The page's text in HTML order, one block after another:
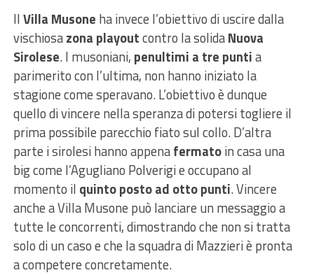
IlVilla Musone ha invece l’obiettivo di uscire dalla
vischiosazona playoutcontro la solidaNuova
Sirolese. I musoniani, penultimi a tre puntia
parimerito con l’ultima, non hanno iniziato la
stagione come speravano. L’obiettivo è dunque
quello di vincere nella speranza di potersi togliere il
prima possibile parecchio fiato sul collo. D’altra
parte i sirolesi hanno appenafermatoin casa una
big come l’Agugliano Polverigi e occupano al
momento il quinto posto ad otto punti. Vincere
anche a Villa Musone può lanciare un messaggio a
tutte le concorrenti, dimostrando che non si tratta
solo di un caso e che la squadra di Mazzieri è pronta
a competere concretamente.